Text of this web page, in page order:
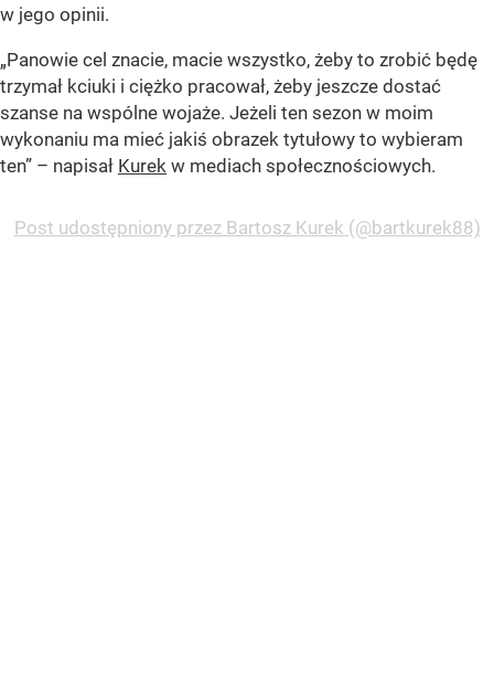
w jego opinii.
„Panowie cel znacie, macie wszystko, żeby to zrobić będę
trzymał kciuki i ciężko pracował, żeby jeszcze dostać
szanse na wspólne wojaże. Jeżeli ten sezon w moim
wykonaniu ma mieć jakiś obrazek tytułowy to wybieram
ten” – napisał Kurek w mediach społecznościowych.
Post udostępniony przez Bartosz Kurek (@bartkurek88)